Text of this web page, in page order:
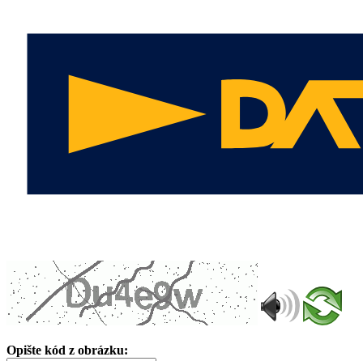
Opište kód z obrázku: